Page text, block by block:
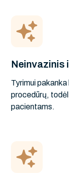
Neinvazinis
Tyrimui
procedūrų,
pacientams.